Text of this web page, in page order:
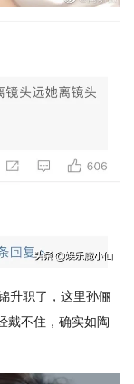
升职了，这里孙俪
戴不住，确实如陶